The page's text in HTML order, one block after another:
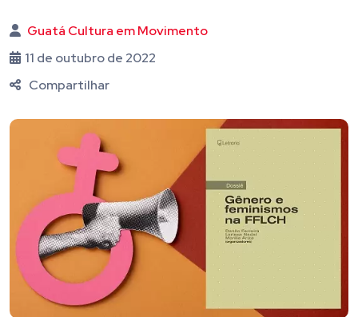
Guatá Cultura em Movimento
11 de outubro de 2022
Compartilhar